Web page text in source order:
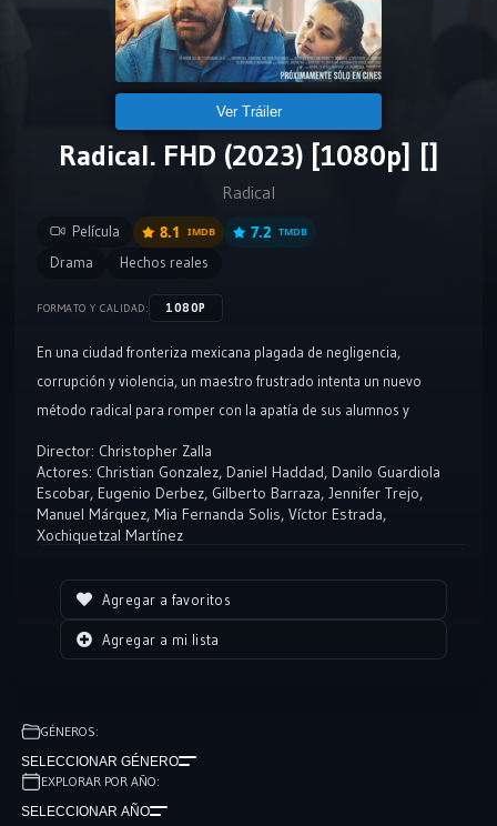
Ver Tráiler
Radical. FHD (2023) [1080p] []
Radical
Película 8.1 IMDB 7.2 TMDB
Drama Hechos reales
FORMATO Y CALIDAD: 1080P
En una ciudad fronteriza mexicana plagada de negligencia,
corrupción y violencia, un maestro frustrado intenta un nuevo
método radical para romper con la apatía de sus alumnos y
Director: Christopher Zalla
Actores: Christian Gonzalez, Daniel Haddad, Danilo Guardiola
Escobar, Eugenio Derbez, Gilberto Barraza, Jennifer Trejo,
Manuel Márquez, Mia Fernanda Solis, Víctor Estrada,
Xochiquetzal Martínez
Agregar a favoritos
Agregar a mi lista
GÉNEROS:
SELECCIONAR GÉNERO
EXPLORAR POR AÑO:
SELECCIONAR AÑO